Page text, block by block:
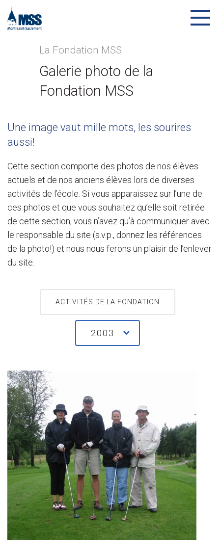
La Fondation MSS
Galerie photo de la
Fondation MSS
Une image vaut mille mots, les sourires
aussi!
Cette section comporte des photos de nos élèves
actuels et de nos anciens élèves lors de diverses
activités de l’école. Si vous apparaissez sur l’une de
ces photos et que vous souhaitez qu’elle soit retirée
de cette section, vous n’avez qu’à communiquer avec
le responsable du site (s.v.p., donnez les références
de la photo!) et nous nous ferons un plaisir de l’enlever
du site.
ACTIVITÉS DE LA FONDATION
2003